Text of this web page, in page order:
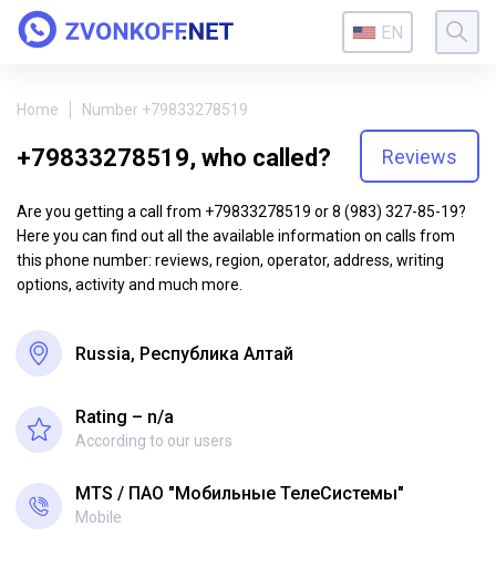
EN
Home Number +79833278519
+79833278519, who called? Reviews
Are you getting a call from +79833278519 or 8 (983) 327-85-19?
Here you can find out all the available information on calls from
this phone number: reviews, region, operator, address, writing
options, activity and much more.
Russia, Республика Алтай
Rating – n/a
According to our users
MTS ПАО "Мобильные ТелеСистемы"
Mobile